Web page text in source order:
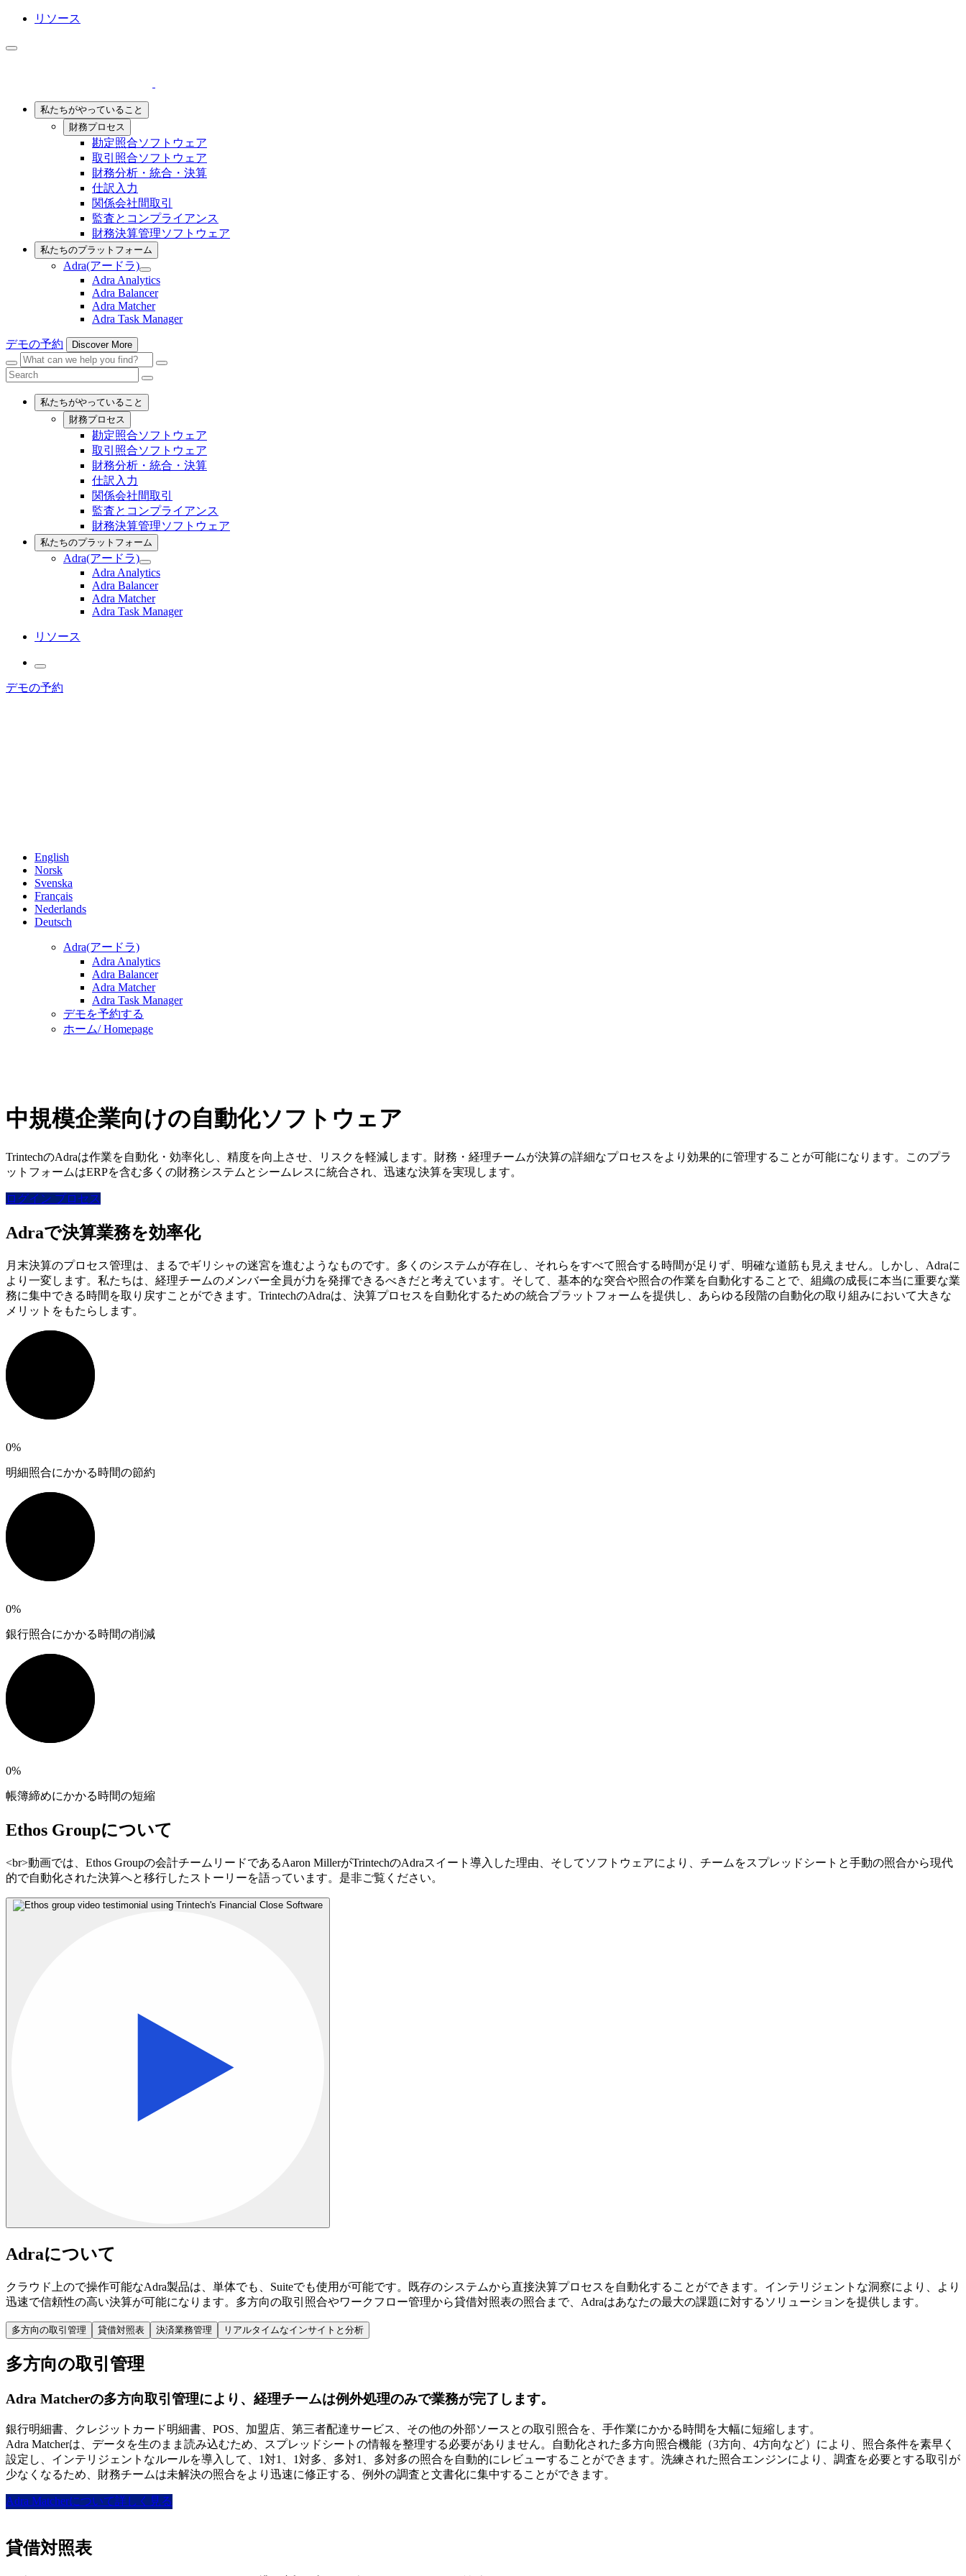
リソース
Language
私たちがやっていること
財務プロセス
勘定照合ソフトウェア
取引照合ソフトウェア
財務分析・統合・決算
仕訳入力
関係会社間取引
監査とコンプライアンス
財務決算管理ソフトウェア
私たちのプラットフォーム
Adra(アードラ)
Adra(ア
ー
ド
ラ)
submenu
Adra Analytics
Adra Balancer
Adra Matcher
Adra Task Manager
デモの予約
Discover More
Menu
Search
Search
Close
Search
Search
私たちがやっていること
財務プロセス
勘定照合ソフトウェア
取引照合ソフトウェア
財務分析・統合・決算
仕訳入力
関係会社間取引
監査とコンプライアンス
財務決算管理ソフトウェア
私たちのプラットフォーム
Adra(アードラ)
Adra(ア
ー
ド
ラ)
submenu
Adra Analytics
Adra Balancer
Adra Matcher
Adra Task Manager
リソース
Language
デモの予約
English
Norsk
Svenska
Français
Nederlands
Deutsch
Adra(アードラ)
Adra Analytics
Adra Balancer
Adra Matcher
Adra Task Manager
デモを予約する
ホーム/ Homepage
中規模企業向けの自動化ソフトウェア
TrintechのAdraは作業を自動化・効率化し、精度を向上させ、リスクを軽減します。財務・経理チームが決算の詳細なプロセスをより効果的に管理することが可能になります。このプラ
ットフォームはERPを含む多くの財務システムとシームレスに統合され、迅速な決算を実現します。
ログイン プロセス
Adraで決算業務を効率化
月末決算のプロセス管理は、まるでギリシャの迷宮を進むようなものです。多くのシステムが存在し、それらをすべて照合する時間が足りず、明確な道筋も見えません。しかし、Adraに
より一変します。私たちは、経理チームのメンバー全員が力を発揮できるべきだと考えています。そして、基本的な突合や照合の作業を自動化することで、組織の成長に本当に重要な業
務に集中できる時間を取り戻すことができます。TrintechのAdraは、決算プロセスを自動化するための統合プラットフォームを提供し、あらゆる段階の自動化の取り組みにおいて大きな
メリットをもたらします。
0%
明細照合にかかる時間の節約
0%
銀行照合にかかる時間の削減
0%
帳簿締めにかかる時間の短縮
Ethos Groupについて
<br>動画では、Ethos Groupの会計チームリードであるAaron MillerがTrintechのAdraスイート導入した理由、そしてソフトウェアにより、チームをスプレッドシートと手動の照合から現代
的で自動化された決算へと移行したストーリーを語っています。是非ご覧ください。
Adraについて
クラウド上ので操作可能なAdra製品は、単体でも、Suiteでも使用が可能です。既存のシステムから直接決算プロセスを自動化することができます。インテリジェントな洞察により、より
迅速で信頼性の高い決算が可能になります。多方向の取引照合やワークフロー管理から貸借対照表の照合まで、Adraはあなたの最大の課題に対するソリューションを提供します。
多方向の取引管理 貸借対照表 決済業務管理 リアルタイムなインサイトと分析
多方向の取引管理
Adra Matcherの多方向取引管理により、経理チームは例外処理のみで業務が完了します。
銀行明細書、クレジットカード明細書、POS、加盟店、第三者配達サービス、その他の外部ソースとの取引照合を、手作業にかかる時間を大幅に短縮します。
Adra Matcherは、データを生のまま読み込むため、スプレッドシートの情報を整理する必要がありません。自動化された多方向照合機能（3方向、4方向など）により、照合条件を素早く
設定し、インテリジェントなルールを導入して、1対1、1対多、多対1、多対多の照合を自動的にレビューすることができます。洗練された照合エンジンにより、調査を必要とする取引が
少なくなるため、財務チームは未解決の照合をより迅速に修正する、例外の調査と文書化に集中することができます。
Adra Matcherについて詳しく見る
貸借対照表